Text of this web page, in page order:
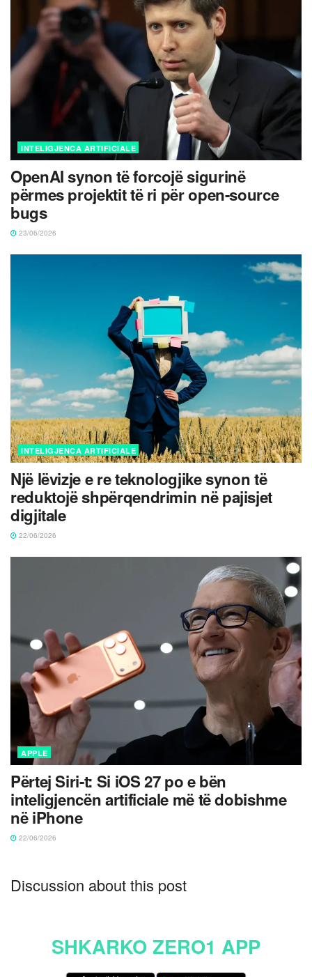
INTELIGJENCA ARTIFICIALE
OpenAI synon të forcojë sigurinë
përmes projektit të ri për open-source
bugs
23/06/2026
INTELIGJENCA ARTIFICIALE
Një lëvizje e re teknologjike synon të
reduktojë shpërqendrimin në pajisjet
digjitale
22/06/2026
APPLE
Përtej Siri-t: Si iOS 27 po e bën
inteligjencën artificiale më të dobishme
në iPhone
22/06/2026
Discussion about this post
SHKARKO ZERO1 APP